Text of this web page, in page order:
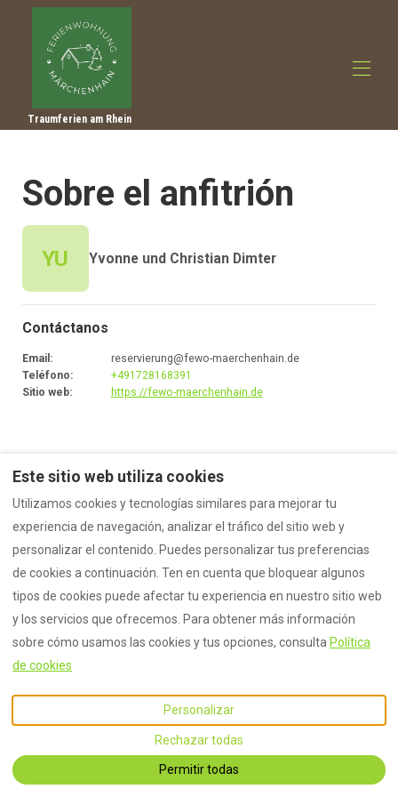
Traumferien am Rhein
Hacer
Fotos
Reseñas
Sobre el anfitrión
YU Yvonne und Christian Dimter
Contáctanos
Email :
reservierung@fewo-maerchenhain.de
Teléfono:
+491728168391
Sitio web: https://fewo-maerchenhain.de
The ContactForm component failed to load. Try refreshing the
Español EUR
Logo
Todos los
derechos reservados-
Este sitio web utiliza cookies
Utilizamos cookies y tecnologías similares para mejorar tu
experiencia de navegación, analizar el tráfico del sitio web y
personalizar el contenido. Puedes personalizar tus preferencias
de cookies a continuación. Ten en cuenta que bloquear algunos
tipos de cookies puede afectar tu experiencia en nuestro sitio web
y los servicios que ofrecemos. Para obtener más información
sobre cómo usamos las cookies y tus opciones, consulta Política
de cookies
Personalizar
Rechazar todas
Permitir todas